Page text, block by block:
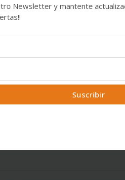
Newsletter y mantente
Suscribir